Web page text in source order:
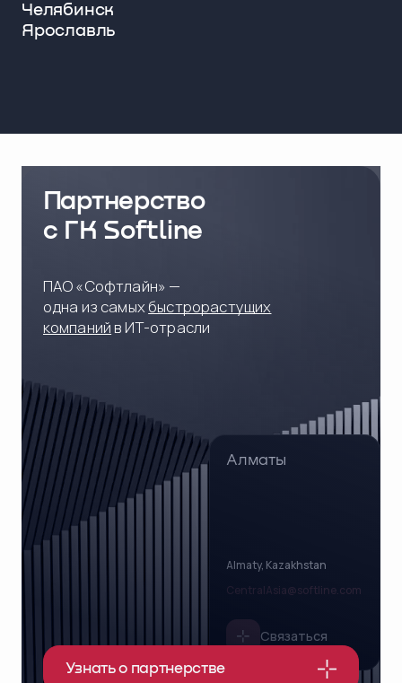
Челябинск
Ярославль
Алматы
Almaty, Kazakhstan
CentralAsia@softline.com
Связаться
Партнерство
с ГК Softline
ПАО «Софтлайн» —
одна из самыхбыстрорастущих
компаний в ИТ-отрасли
Узнать о партнерстве